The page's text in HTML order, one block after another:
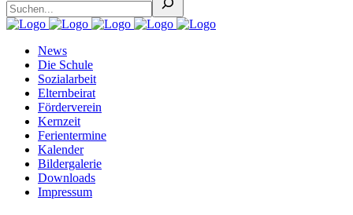
News
Die Schule
Sozialarbeit
Elternbeirat
Förderverein
Kernzeit
Ferientermine
Kalender
Bildergalerie
Downloads
Impressum